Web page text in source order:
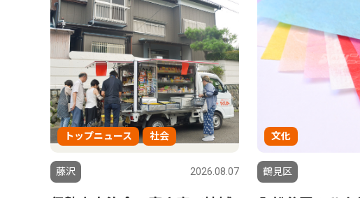
トップニュース 社会
藤沢 2026.08.07
文化
鶴見区